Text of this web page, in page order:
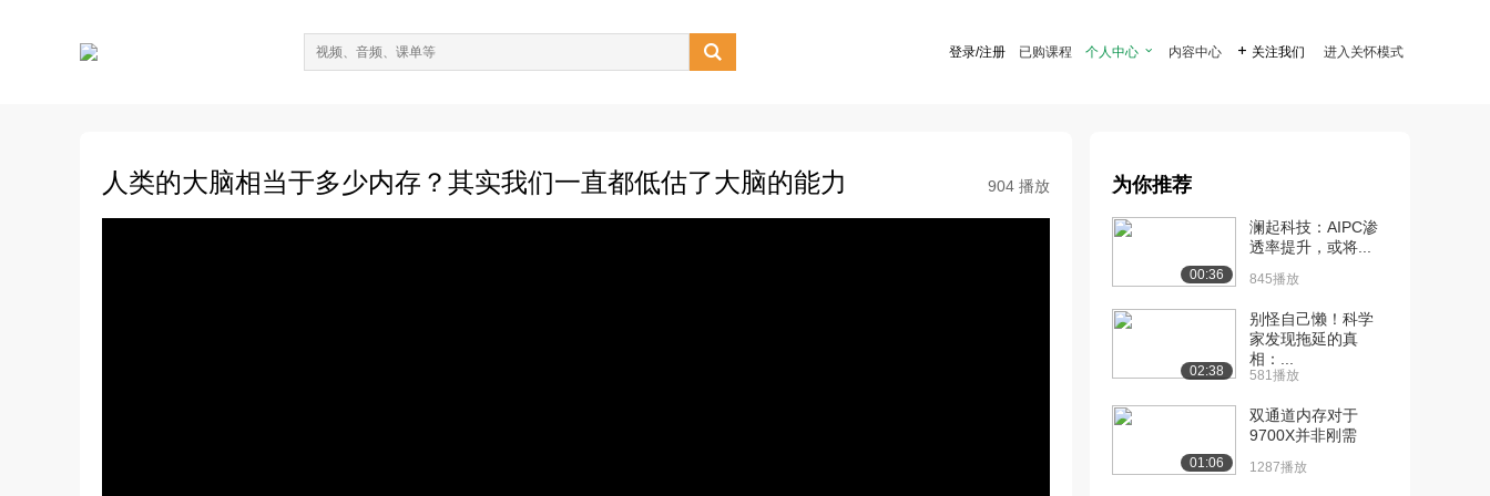
 登录/注册 已购课程 个人中心  内容中心  关注我们 进入关怀模式
人类的大脑相当于多少内存？其实我们一直都低估了大脑的能力 904 播放 为你推荐
00:36
澜起科技：AIPC渗
透率提升，或将...
845播放
02:38
别怪自己懒！科学
家发现拖延的真
相：...
581播放
01:06
双通道内存对于
9700X并非刚需
1287播放